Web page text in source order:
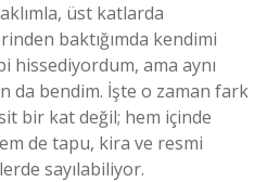
üst katlarda
baktığımda kendimi
hissediyordum, ama aynı
da bendim. İşte o zaman fark
bir kat değil; hem içinde
de tapu, kira ve resmi
sayılabiliyor.